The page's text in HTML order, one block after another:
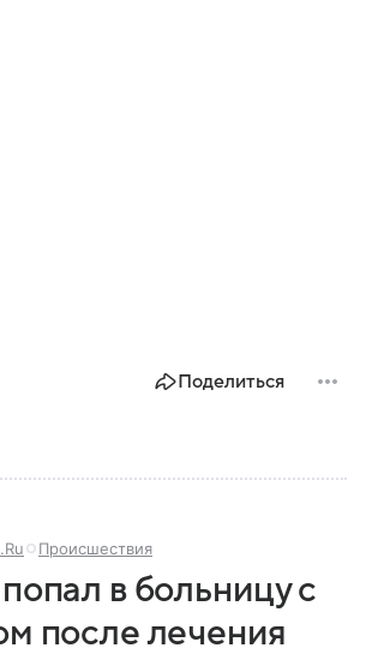
Поделиться
Происшествия
в больницу с
после лечения